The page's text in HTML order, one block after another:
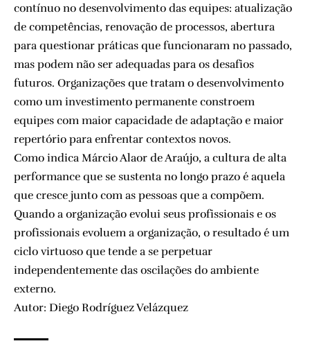
contínuo no desenvolvimento das equipes: atualização
de competências, renovação de processos, abertura
para questionar práticas que funcionaram no passado,
mas podem não ser adequadas para os desafios
futuros. Organizações que tratam o desenvolvimento
como um investimento permanente constroem
equipes com maior capacidade de adaptação e maior
repertório para enfrentar contextos novos.
Como indica Márcio Alaor de Araújo, a cultura de alta
performance que se sustenta no longo prazo é aquela
que cresce junto com as pessoas que a compõem.
Quando a organização evolui seus profissionais e os
profissionais evoluem a organização, o resultado é um
ciclo virtuoso que tende a se perpetuar
independentemente das oscilações do ambiente
externo.
Autor: Diego Rodríguez Velázquez